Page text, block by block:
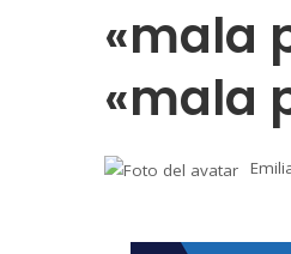
«mala
«mala